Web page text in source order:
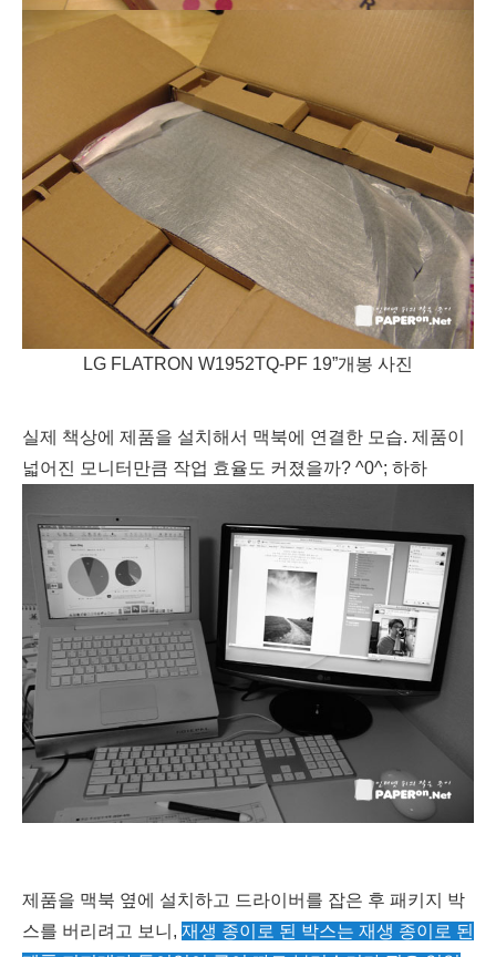
LG FLATRON W1952TQ-PF 19”개봉 사진
실제 책상에 제품을 설치해서 맥북에 연결한 모습. 제품이
넓어진 모니터만큼 작업 효율도 커졌을까? ^0^; 하하
제품을 맥북 옆에 설치하고 드라이버를 잡은 후 패키지 박
스를 버리려고 보니, 재생 종이로 된 박스는 재생 종이로 된